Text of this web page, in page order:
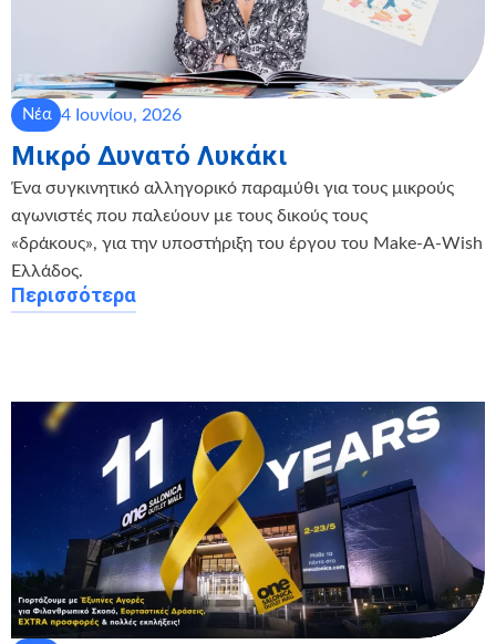
Νέα 4 Ιουνίου, 2026
Μικρό Δυνατό Λυκάκι
Ένα συγκινητικό αλληγορικό παραμύθι για τους μικρούς
αγωνιστές που παλεύουν με τους δικούς τους
«δράκους», για την υποστήριξη του έργου του Make-A-Wish
Ελλάδος.
Περισσότερα